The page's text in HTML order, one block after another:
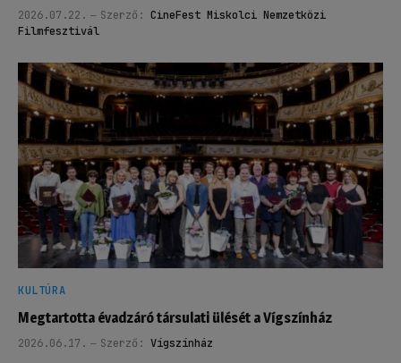
2026.07.22. Szerző: CineFest Miskolci Nemzetközi
Filmfesztivál
KULTÚRA
Megtartotta évadzáró társulati ülését a Vígszínház
2026.06.17. Szerző: Vígszínház